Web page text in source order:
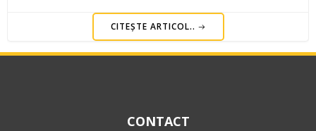
CITEȘTE ARTICOL..
CONTACT